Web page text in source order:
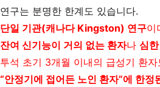
연구는 분명한 한계도 있습니다.
단일 기관(캐나다 Kingston) 연구이
잔여 신기능이 거의 없는 환자나 심
투석 초기 3개월 이내의 급성기 환
“안정기에 접어든 노인 환자”에 한정